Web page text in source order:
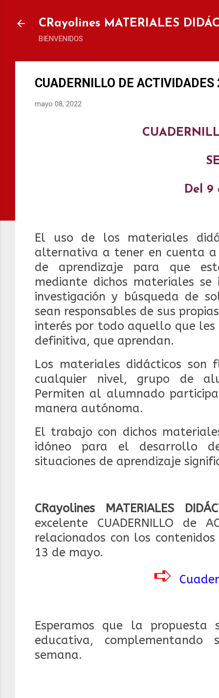
CRayolines MATERIALES
BIENVENIDOS
CUADERNILLO DE
mayo 08, 2022
Del 9
El uso de los materiales
alternativa a tener en cuenta
de aprendizaje para que
mediante dichos materiales
investigación y búsqueda de
sean responsables de sus
interés por todo aquello que
definitiva, que aprendan.
Los materiales didácticos son
cualquier nivel, grupo de
Permiten al alumnado
manera autónoma.
El trabajo con dichos
idóneo para el desarrollo
situaciones de aprendizaje
CRayolines MATERIALES
excelente CUADERNILLO de
relacionados con los
13 de mayo.
➪
Esperamos que la
educativa,
semana.